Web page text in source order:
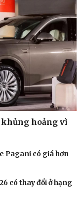
khủng hoảng vì
Pagani có giá hơn
có thay đổi ở hạng